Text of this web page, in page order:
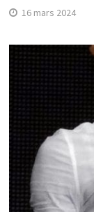
16 mars 2024